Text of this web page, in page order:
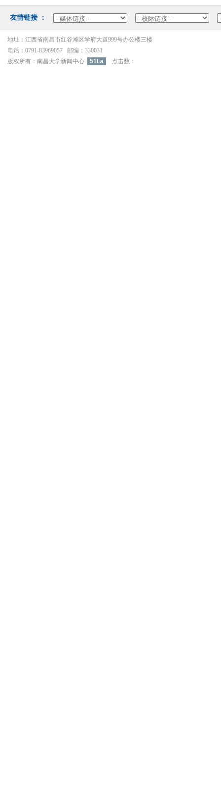
友情链接：
地址：江西省南昌市红谷滩区学府大道999号办公楼三楼
电话：0791-83969057邮编：330031
版权所有：南昌大学新闻中心
51La 点击数：